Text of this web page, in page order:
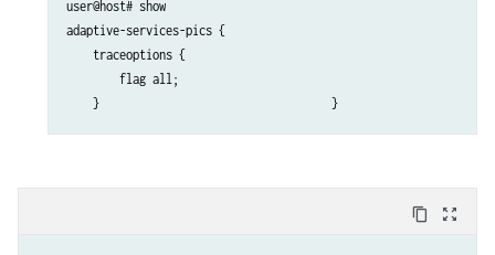
user@host# show
adaptive-services-pics {
    traceoptions {
        flag all;
    }                                   }
content_copy zoom_out_map